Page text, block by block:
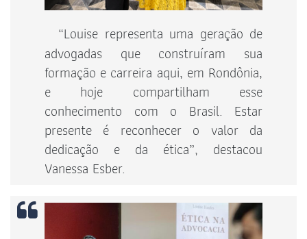
“Louise representa uma geração de
advogadas que construíram sua
formação e carreira aqui, em Rondônia,
e hoje compartilham esse
conhecimento com o Brasil. Estar
presente é reconhecer o valor da
dedicação e da ética”, destacou
Vanessa Esber.